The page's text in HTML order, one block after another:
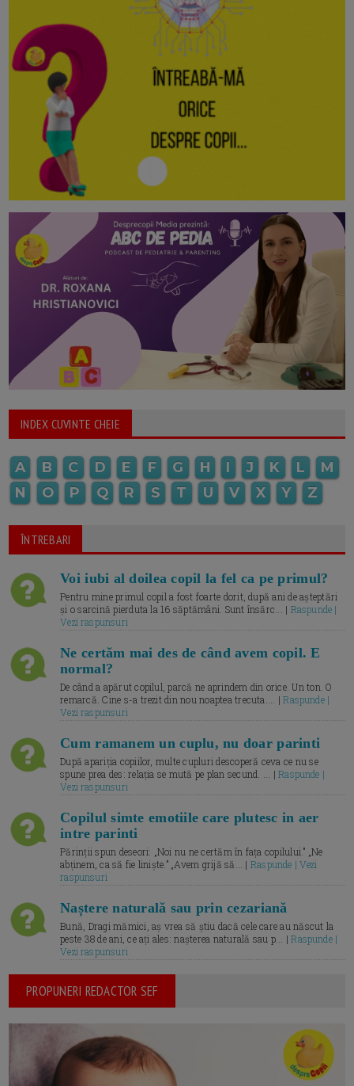
INDEX CUVINTE CHEIE
A B C D E F G H I J K L
M
N
O P Q R S T U V X Y Z
ÎNTREBARI
Voi iubi al doilea copil la fel ca pe primul?
Pentru mine primul copil a fost foarte dorit, după ani de așteptări
și o sarcină pierduta la 16 săptămâni. Sunt însărc... | Raspunde |
Vezi raspunsuri
Ne certăm mai des de când avem copil. E
normal?
De când a apărut copilul, parcă ne aprindem din orice. Un ton. O
remarcă. Cine s-a trezit din nou noaptea trecuta.... |Raspunde |
Vezi raspunsuri
Cum ramanem un cuplu, nu doar parinti
După apariția copiilor, multe cupluri descoperă ceva ce nu se
spune prea des: relația se mută pe plan secund. ... |Raspunde |
Vezi raspunsuri
Copilul simte emotiile care plutesc in aer
intre parinti
Părinții spun deseori: „Noi nu ne certăm în fața copilului.” „Ne
abținem, ca să fie liniște.” „Avem grijă să... | Raspunde | Vezi
raspunsuri
Naștere naturală sau prin cezariană
Bună, Dragi mămici, aș vrea să știu dacă cele care au născut la
peste 38 de ani, ce ați ales: nașterea naturală sau p... |Raspunde |
Vezi raspunsuri
PROPUNERI REDACTOR SEF